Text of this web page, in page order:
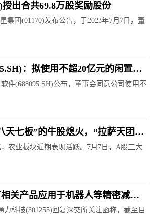
授出合共69.8万股奖励股份
集团(01170)发布公告，于2023年7月7日，董
：拟使用不超20亿元的闲置自
理
件(688095 SH)公布，董事会同意公司使用不
天七板”的牛股熄火，“拉萨天团”
尔尼诺影响催化，农业板块爆发
农业板块近期表现活跃。7月7日，A股三大
关产品应用于机器人等精密减速
力科技(301255)回复深交所关注函称，截至目